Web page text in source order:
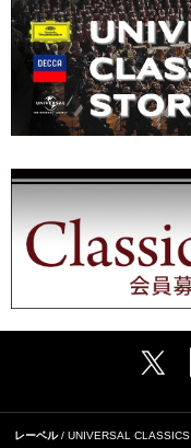
レーベル UNIVERSAL CLASSICS